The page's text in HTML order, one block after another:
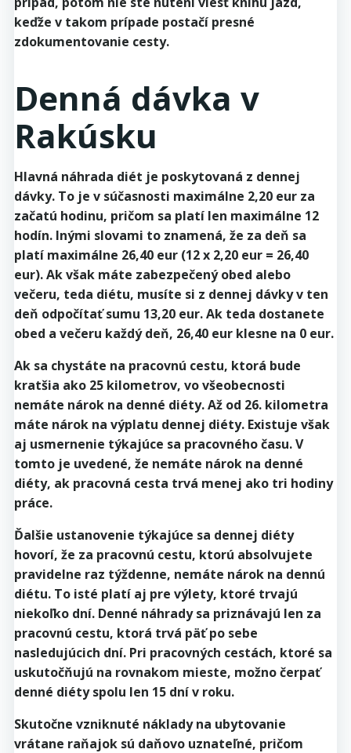
keďže v takom prípade postačí presné
zdokumentovanie cesty.
Denná dávka v
Rakúsku
Hlavná náhrada diét je poskytovaná z dennej
dávky. To je v súčasnosti maximálne 2,20 eur za
začatú hodinu, pričom sa platí len maximálne 12
hodín. Inými slovami to znamená, že za deň sa
platí maximálne 26,40 eur (12 x 2,20 eur = 26,40
eur). Ak však máte zabezpečený obed alebo
večeru, teda diétu, musíte si z dennej dávky v ten
deň odpočítať sumu 13,20 eur. Ak teda dostanete
obed a večeru každý deň, 26,40 eur klesne na 0 eur.
Ak sa chystáte na pracovnú cestu, ktorá bude
kratšia ako 25 kilometrov, vo všeobecnosti
nemáte nárok na denné diéty. Až od 26. kilometra
máte nárok na výplatu dennej diéty. Existuje však
aj usmernenie týkajúce sa pracovného času. V
tomto je uvedené, že nemáte nárok na denné
diéty, ak pracovná cesta trvá menej ako tri hodiny
práce.
Ďalšie ustanovenie týkajúce sa dennej diéty
hovorí, že za pracovnú cestu, ktorú absolvujete
pravidelne raz týždenne, nemáte nárok na dennú
diétu. To isté platí aj pre výlety, ktoré trvajú
niekoľko dní. Denné náhrady sa priznávajú len za
pracovnú cestu, ktorá trvá päť po sebe
nasledujúcich dní. Pri pracovných cestách, ktoré sa
uskutočňujú na rovnakom mieste, možno čerpať
denné diéty spolu len 15 dní v roku.
Skutočne vzniknuté náklady na ubytovanie
vrátane raňajok sú daňovo uznateľné, pričom